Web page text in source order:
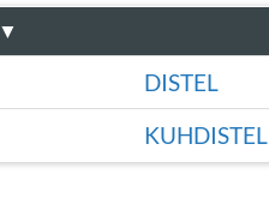
▼
DISTEL
KUHDISTEL